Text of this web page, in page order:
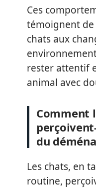
Ces
témoignent de
chats aux
rester attentif
animal avec
Comment
du
Les chats, en
routine,